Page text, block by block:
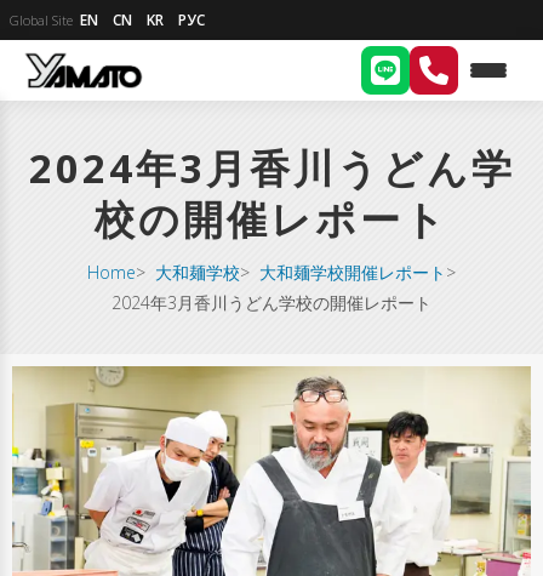
Global Site EN CN KR РУС
2024年3月香川うどん学
校の開催レポート
Home> 大和麺学校> 大和麺学校開催レポート >
2024年3月香川うどん学校の開催レポート